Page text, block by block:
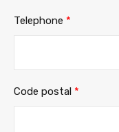
Telephone *
Code postal *